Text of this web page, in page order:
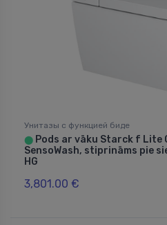
Унитазы с функцией биде
⬤ Pods ar vāku Starck f Lite
SensoWash, stiprināms pie
HG
3,801.00 €